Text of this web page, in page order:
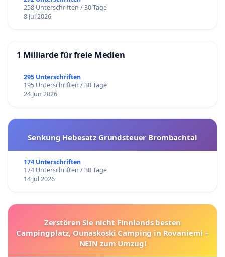
258 Unterschriften / 30 Tage
8 Jul 2026
1 Milliarde für freie Medien
295 Unterschriften
195 Unterschriften / 30 Tage
24 Jun 2026
Senkung Hebesatz Grundsteuer Brombachtal
174 Unterschriften
174 Unterschriften / 30 Tage
14 Jul 2026
Zerstören Sie nicht Finnlands besten
Campingplatz, Ounaskoski Camping in Rovaniemi –
NEIN zum Umzug!